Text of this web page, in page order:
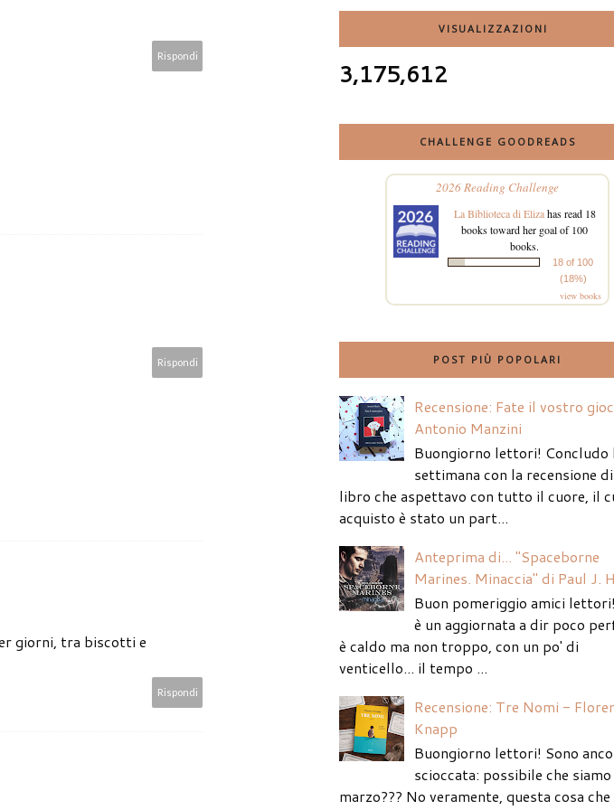
Rispondi
Rispondi
giorni, tra biscotti e
Rispondi
VISUALIZZAZIONI
3,175,612
CHALLENGE GOODREADS
2026 Reading Challenge
La Biblioteca di Elizahas read 18
books toward her goal of 100
books.
18 of 100
(18%)
view books
POST PIÙ POPOLARI
Recensione: Fate il vostro
Antonio Manzini
Buongiorno lettori! Concludo
settimana con la recensione
libro che aspettavo con tutto il cuore, il
acquisto è stato un part...
Anteprima di... "Spaceborne
Marines. Minaccia" di Paul J.
Buon pomeriggio amici
è un aggiornata a dir poco
è caldo ma non troppo, con un po' di
venticello... il tempo ...
Recensione: Tre Nomi -
Knapp
Buongiorno lettori! Sono
scioccata: possibile che siamo
marzo??? No veramente, questa cosa che